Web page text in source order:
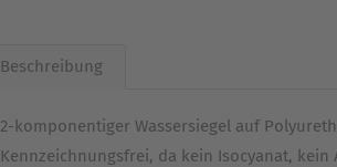
Beschreibung
2-komponentiger Wassersiegel auf
Kennzeichnungsfrei, da kein Isocyanat,